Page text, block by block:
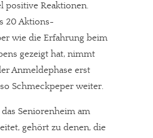
positive Reaktionen.
20 Aktions-
wie die Erfahrung beim
gezeigt hat, nimmt
Anmeldephase erst
Schmeckpeper weiter.
Seniorenheim am
gehört zu denen, die